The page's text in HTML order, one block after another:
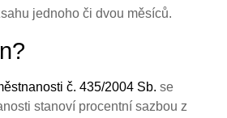
jednoho či dvou měsíců.
č. 435/2004 Sb. se
stanoví procentní sazbou z